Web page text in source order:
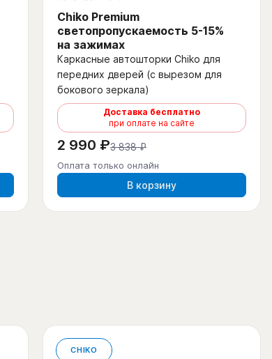
Chiko Premium
светопропускаемость 5-15%
на зажимах
Каркасные автошторки Chiko для
передних дверей (с вырезом для
бокового зеркала)
Доставка бесплатно
при оплате на сайте
2 990 ₽3 838 ₽
Оплата только онлайн
В корзину
CHIKO